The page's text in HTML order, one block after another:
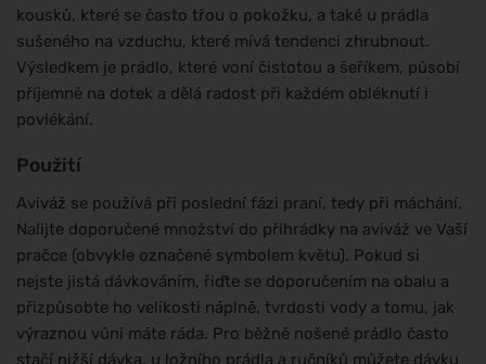
kousků, které se často třou o pokožku, a také u prádla
sušeného na vzduchu, které mívá tendenci zhrubnout.
Výsledkem je prádlo, které voní čistotou a šeříkem, působí
příjemně na dotek a dělá radost při každém obléknutí i
povlékání.
Použití
Aviváž se používá při poslední fázi praní, tedy při máchání.
Nalijte doporučené množství do přihrádky na aviváž ve Vaší
pračce (obvykle označené symbolem květu). Pokud si
nejste jistá dávkováním, řiďte se doporučením na obalu a
přizpůsobte ho velikosti náplně, tvrdosti vody a tomu, jak
výraznou vůni máte ráda. Pro běžně nošené prádlo často
stačí nižší dávka, u ložního prádla a ručníků můžete dávku